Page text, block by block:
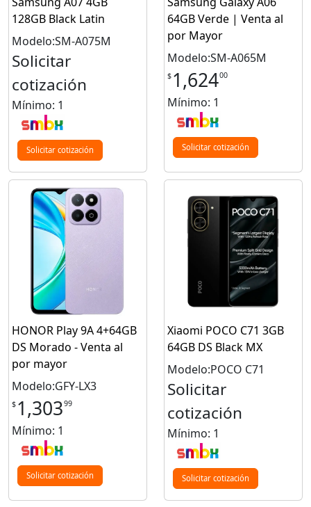
128GB Black Latin
Modelo:SM-A075M
Solicitar
cotización
Mínimo: 1
Solicitar cotización
64GB Verde | Venta al
por Mayor
Modelo:SM-A065M
$ 1,62400
Mínimo: 1
Solicitar cotización
HONOR Play 9A 4+64GB
DS Morado - Venta al
por mayor
Modelo:GFY-LX3
$ 1,30399
Mínimo: 1
Solicitar cotización
Xiaomi POCO C71 3GB
64GB DS Black MX
Modelo:POCO C71
Solicitar
cotización
Mínimo: 1
Solicitar cotización